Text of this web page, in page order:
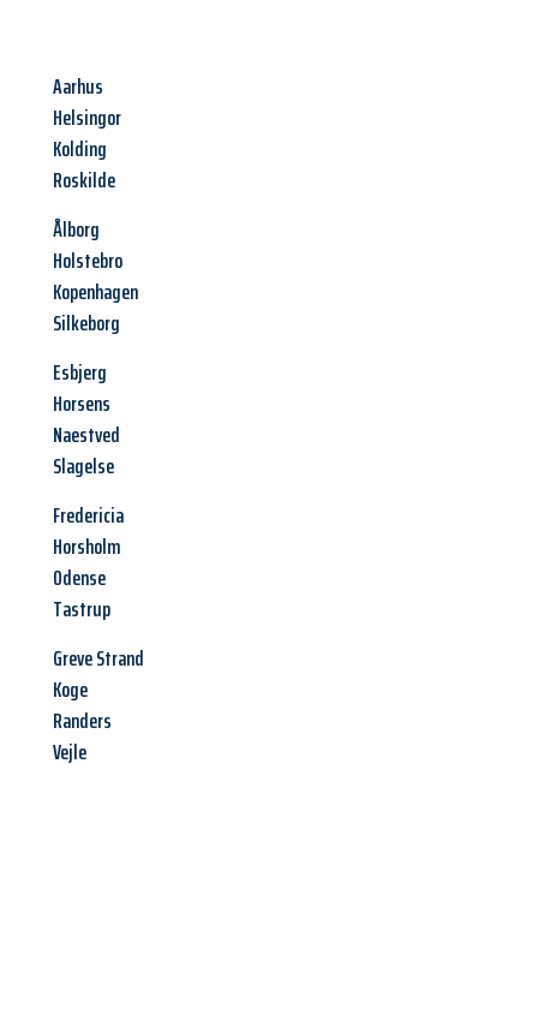
Aarhus
Helsingor
Kolding
Roskilde
Ålborg
Holstebro
Kopenhagen
Silkeborg
Esbjerg
Horsens
Naestved
Slagelse
Fredericia
Horsholm
Odense
Tastrup
Greve Strand
Koge
Randers
Vejle